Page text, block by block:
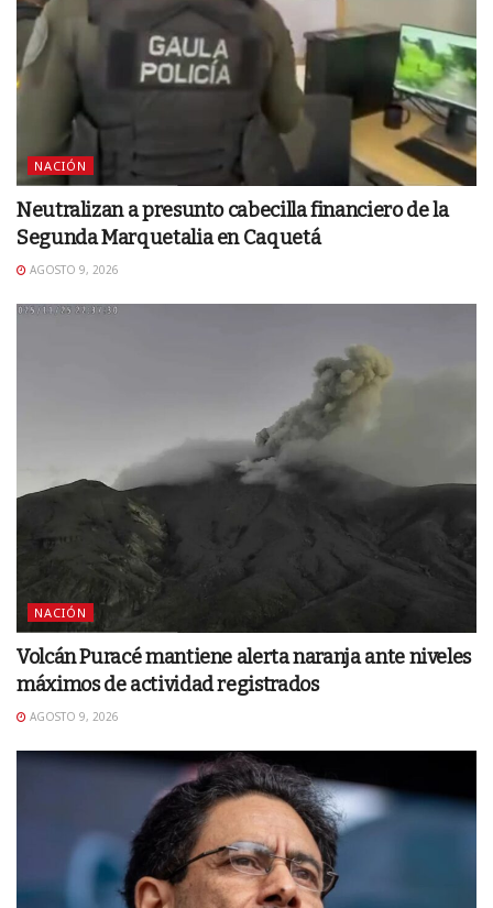
NACIÓN
Neutralizan a presunto cabecilla financiero de la
Segunda Marquetalia en Caquetá
AGOSTO 9, 2026
NACIÓN
Volcán Puracé mantiene alerta naranja ante niveles
máximos de actividad registrados
AGOSTO 9, 2026